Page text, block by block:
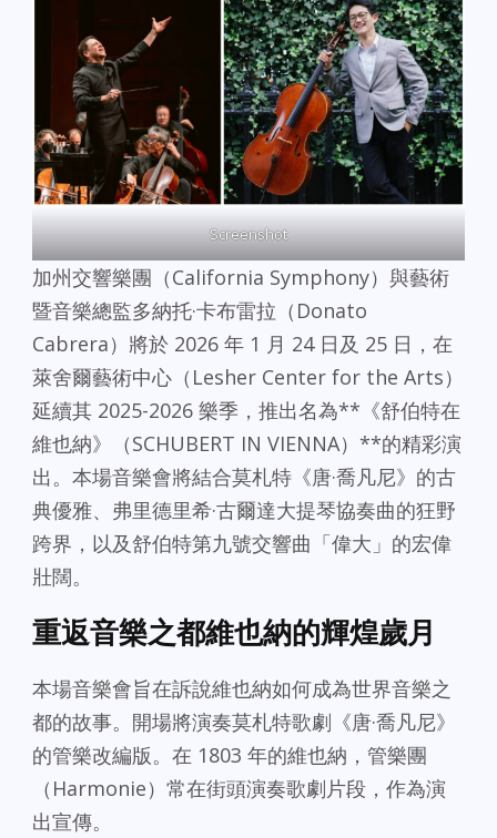
Screenshot
加州交響樂團（California Symphony）與藝術
暨音樂總監多納托·卡布雷拉（Donato
Cabrera）將於 2026 年 1 月 24 日及 25 日，在
萊舍爾藝術中心（Lesher Center for the Arts）
延續其 2025-2026 樂季，推出名為**《舒伯特在
維也納》（SCHUBERT IN VIENNA）**的精彩演
出。本場音樂會將結合莫札特《唐·喬凡尼》的古
典優雅、弗里德里希·古爾達大提琴協奏曲的狂野
跨界，以及舒伯特第九號交響曲「偉大」的宏偉
壯闊。
重返音樂之都維也納的輝煌歲月
本場音樂會旨在訴說維也納如何成為世界音樂之
都的故事。開場將演奏莫札特歌劇《唐·喬凡尼》
的管樂改編版。在 1803 年的維也納，管樂團
（Harmonie）常在街頭演奏歌劇片段，作為演
出宣傳。